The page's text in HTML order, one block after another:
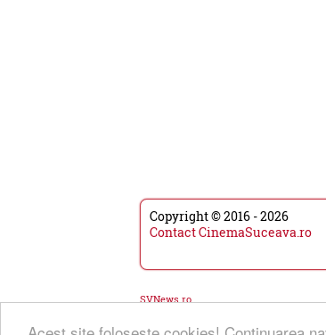
Copyright © 2016 - 2026
Contact CinemaSuceava.ro
SVNews.ro